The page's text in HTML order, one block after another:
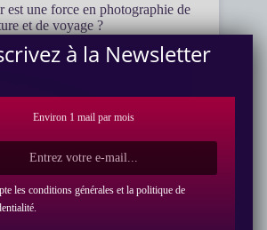
est une force en photographie de
et de voyage ?
à la Newsletter
Environ 1 mail par mois
les conditions générales et la politique de
.